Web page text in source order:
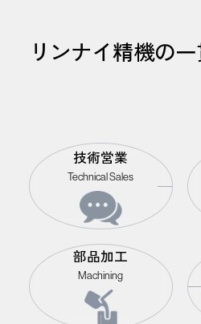
リンナイ精機の
技術営業
Technical Sales
部品加工
Machining